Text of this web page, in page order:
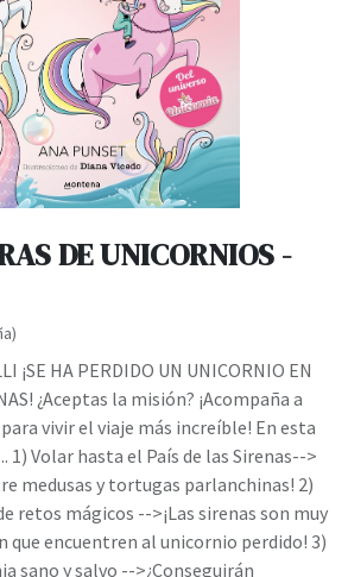
DE UNICORNIOS -
¡SE HA PERDIDO UN UNICORNIO EN
¿Aceptas la misión? ¡Acompaña a
para vivir el viaje más increíble! En esta
1) Volar hasta el País de las Sirenas-->
medusas y tortugas parlanchinas! 2)
retos mágicos -->¡Las sirenas son muy
que encuentren al unicornio perdido! 3)
sano y salvo -->¿Conseguirán